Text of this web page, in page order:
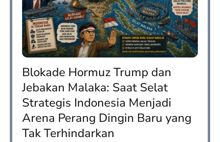
Blokade Hormuz Trump dan
Jebakan Malaka: Saat Selat
Strategis Indonesia Menjadi
Arena Perang Dingin Baru yang
Tak Terhindarkan